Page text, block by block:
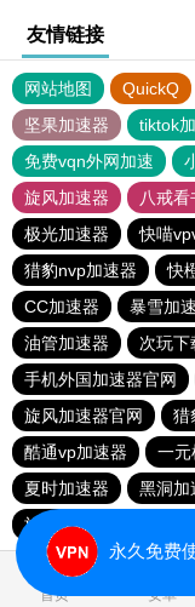
友情链接
网站地图 QuickQ
坚果加速器
tiktok
免费vqn外网加速
旋风加速器
八戒看
极光加速器
快喵
猎豹nvp加速器
快
CC加速器
暴雪加
油管加速器
次玩下
手机外国加速器官网
旋风加速器官网
猎
酷通vp加速器
一元
夏时加速器
黑洞加
旋风vqn官网
首页 安卓
永久免费